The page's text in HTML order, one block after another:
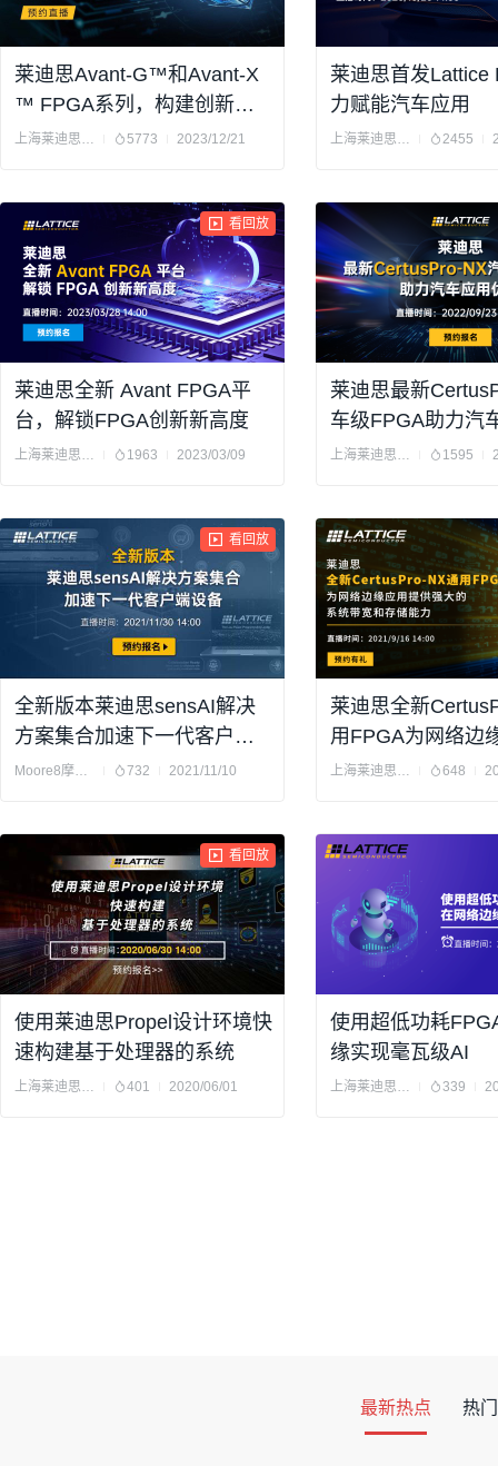
莱迪思Avant-G™和Avant-X
™ FPGA系列，构建创新的
低功耗FPGA解决方案
上海莱迪思半导体有限公司 5773 2023/12/21
莱迪思首发Lattice
力赋能汽车应用
上海莱迪思半导体有限公司 2455
看回放
莱迪思全新 Avant FPGA平
台，解锁FPGA创新新高度
上海莱迪思半导体有限公司 1963 2023/03/09
莱迪思最新
车级FPGA助力汽
上海莱迪思半导体有限公司 1595
看回放
全新版本莱迪思sensAI解决
方案集合加速下一代客户端
设备
Moore8摩尔吧 732 2021/11/10
莱迪思全新
用FPGA为网络边
强大的系统带宽和
上海莱迪思半导体有限公司 648
看回放
使用莱迪思Propel设计环境快
速构建基于处理器的系统
上海莱迪思半导体有限公司 401 2020/06/01
使用超低功耗
缘实现毫瓦级AI
上海莱迪思半导体有限公司 339
最新热点 热